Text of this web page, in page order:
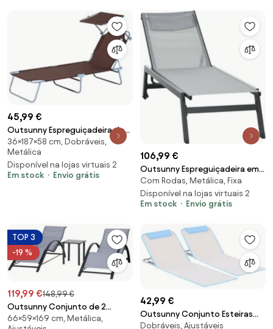
Aosom Portugal
45,99 €
Outsunny Espreguiçadeira de
Praia Dobrável Toldo Removível
Ajustável Ângulo Jardim Terraço
Campismo Confortável
187x58x36cm Castanho |
36×187×58 cm, Dobráveis,
Metálica
Disponível na lojas virtuais 2
Em stock
Envio grátis
106,99 €
Outsunny Espreguiçadeira em
alumínio e textilene com
rodízios e apoio de cabeça
encosto reclinável cinza claro |
Com Rodas, Metálica, Fixa
Disponível na lojas virtuais 2
Em stock
Envio grátis
TOP 3
-19 %
119,99 €148,99 €
Outsunny Conjunto de 2
Espreguiçadeiras de Jardim
66×59×169 cm, Metálica,
42,99 €
Outsunny Conjunto Esteiras
Praia Encosto Reclinável 5 Níveis
Dobráveis, Ajustáveis